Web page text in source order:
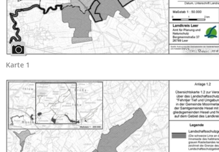
Bildrechte:
Karte 1